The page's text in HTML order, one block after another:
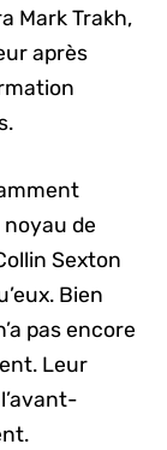
Mark Trakh,
après
de
Sexton
Bien
pas encore
Leur